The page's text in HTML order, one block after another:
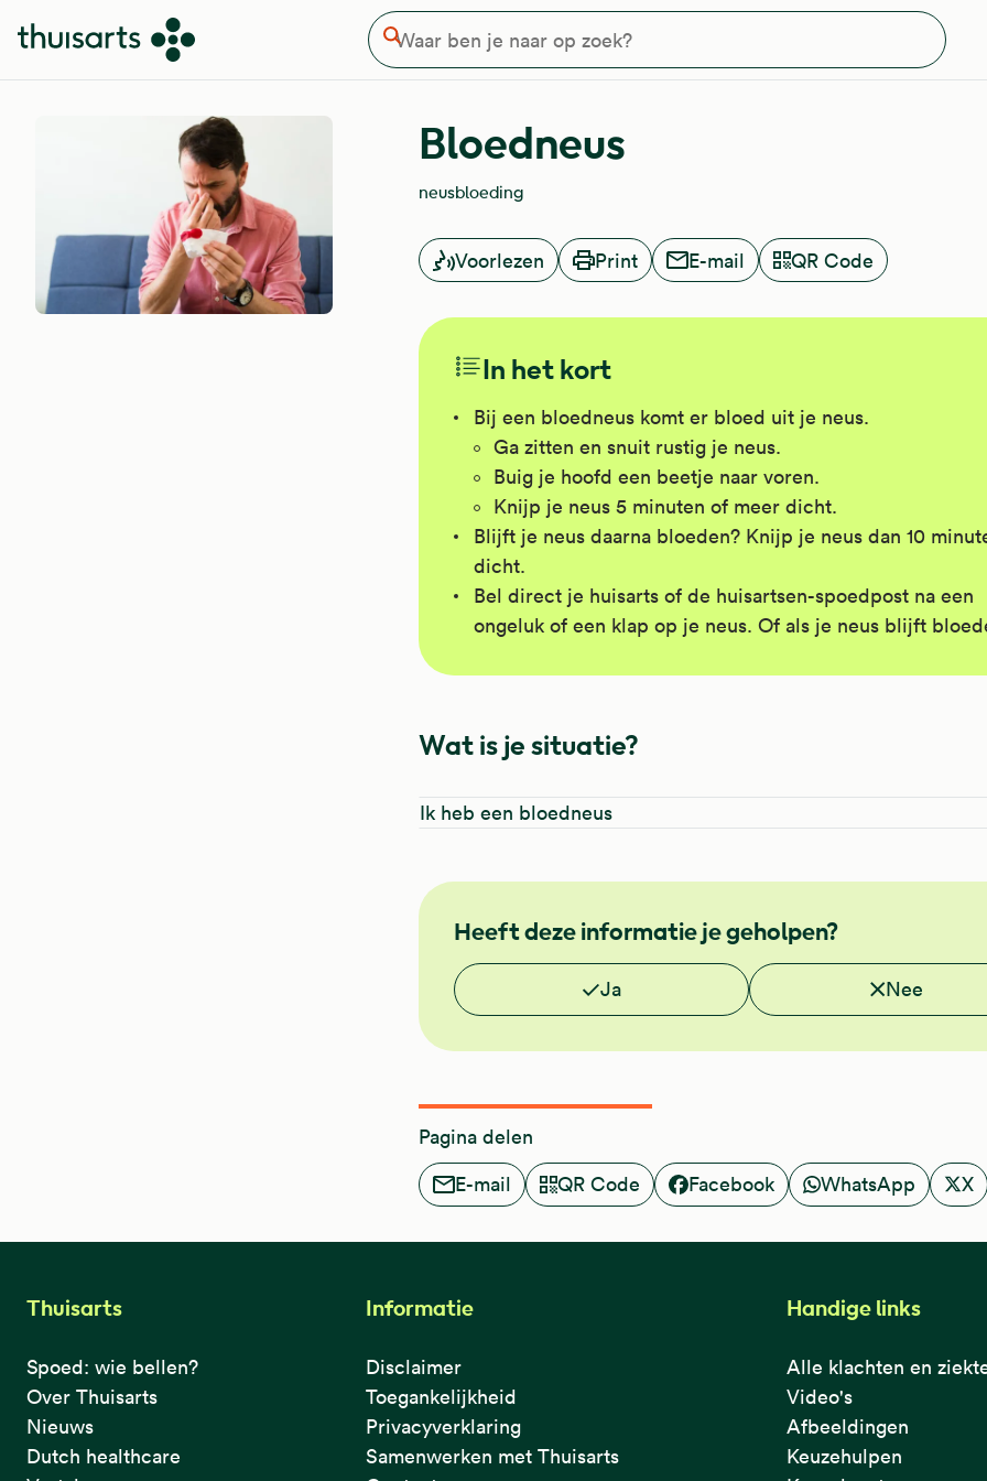
Overslaan en naar de inhoud gaan Waar ben je naar op zoek?
Zoeken
Bloedneus
neusbloeding
Voorlezen Print E-mail QR Code
In het kort
Bij een bloedneus komt er bloed uit je neus.
Ga zitten en snuit rustig je neus.
Buig je hoofd een beetje naar voren.
Knijp je neus 5 minuten of meer dicht.
Blijft je neus daarna bloeden? Knijp je neus dan 10
dicht.
Bel direct je huisarts of de huisartsen-spoedpost na een
ongeluk of een klap op je neus. Of als je neus blijft
Wat is je situatie?
Ik heb een bloedneus
NHG
Heeft deze informatie je geholpen?
Vond je deze informatie nuttig?
Ja Nee
Pagina delen
E-mail
QR Code Facebook WhatsApp X
Thuisarts
Spoed: wie bellen?
Over Thuisarts
Nieuws
Dutch healthcare
Informatie
Disclaimer
Toegankelijkheid
Privacyverklaring
Samenwerken met Thuisarts
Handige links
Alle klachten en
Video's
Afbeeldingen
Keuzehulpen